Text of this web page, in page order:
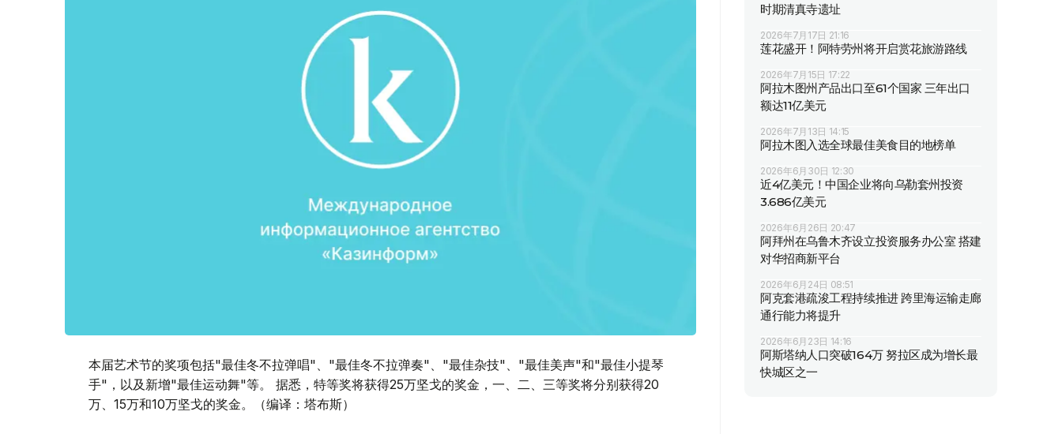
本届艺术节的奖项包括"最佳冬不拉弹唱"、"最佳冬不拉弹奏"、"最佳杂技"、"最佳美声"和"最佳小提琴
手"，以及新增"最佳运动舞"等。 据悉，特等奖将获得25万坚戈的奖金，一、二、三等奖将分别获得20
万、15万和10万坚戈的奖金。（编译：塔布斯）
时期清真寺遗址
2026年7月17日 21:16
莲花盛开！阿特劳州将开启赏花旅游路线
2026年7月15日 17:22
阿拉木图州产品出口至61个国家 三年出口
额达11亿美元
2026年7月13日 14:15
阿拉木图入选全球最佳美食目的地榜单
2026年6月30日 12:30
近4亿美元！中国企业将向乌勒套州投资
3.686亿美元
2026年6月26日 20:47
阿拜州在乌鲁木齐设立投资服务办公室 搭建
对华招商新平台
2026年6月24日 08:51
阿克套港疏浚工程持续推进 跨里海运输走廊
通行能力将提升
2026年6月23日 14:16
阿斯塔纳人口突破164万 努拉区成为增长最
快城区之一